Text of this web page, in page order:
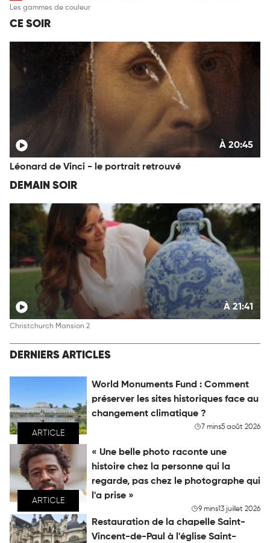
Les gammes de couleur
CE SOIR
À 20:45
Léonard de Vinci - le portrait retrouvé
DEMAIN SOIR
À 21:41
Christchurch Mansion 2
DERNIERS ARTICLES
ARTICLE
World Monuments Fund : Comment
préserver les sites historiques face au
changement climatique ?
7 mins5 août 2026
ARTICLE
« Une belle photo raconte une
histoire chez la personne qui la
regarde, pas chez le photographe qui
l'a prise »
9 mins 13 juillet 2026
Restauration de la chapelle Saint-
Vincent-de-Paul à l'église Saint-